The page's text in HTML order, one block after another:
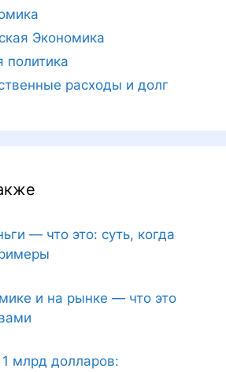
Экономика
политика
расходы и долг
— что это: суть, когда
и на рынке — что это
млрд долларов: